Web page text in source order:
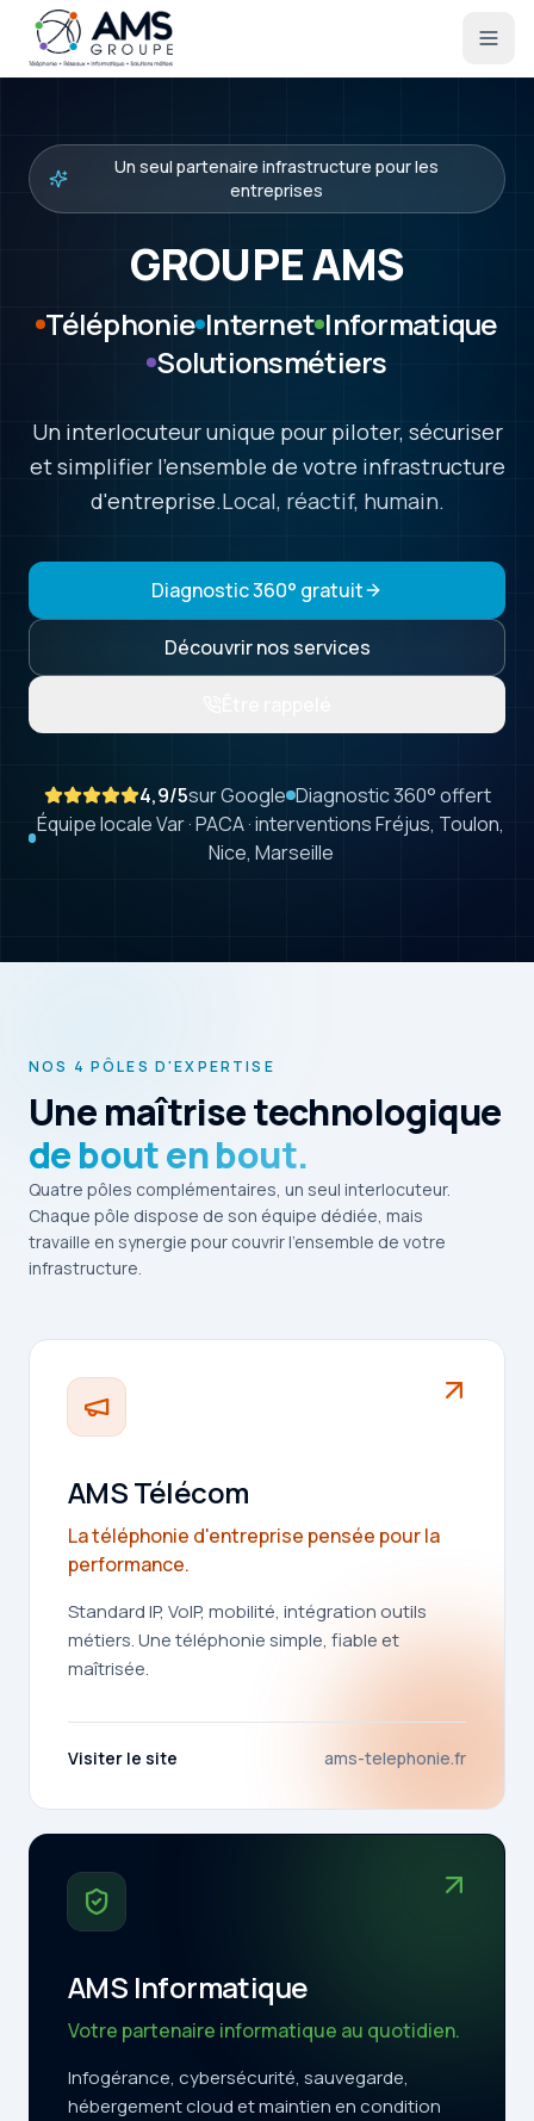
Un seul partenaire infrastructure pour les
entreprises
GROUPEAMS
Téléphonie Internet Informatique
Solutionsmétiers
Un interlocuteur unique pour piloter, sécuriser
et simplifier l'ensemble de votre infrastructure
d'entreprise.Local, réactif, humain.
Diagnostic 360° gratuit
Découvrir nos services
4,9/5sur Google Diagnostic 360° offert
Équipe locale Var · PACA · interventions Fréjus, Toulon,
Nice, Marseille
NOS 4 PÔLES D'EXPERTISE
Une maîtrise technologique
de bout en bout.
Quatre pôles complémentaires, un seul interlocuteur.
Chaque pôle dispose de son équipe dédiée, mais
travaille en synergie pour couvrir l'ensemble de votre
infrastructure.
AMS Télécom
La téléphonie d'entreprise pensée pour la
performance.
Standard IP, VoIP, mobilité, intégration outils
métiers. Une téléphonie simple, fiable et
maîtrisée.
Visiter le site ams-telephonie.fr
AMS Informatique
Votre partenaire informatique au quotidien.
Infogérance, cybersécurité, sauvegarde,
hébergement cloud et maintien en condition